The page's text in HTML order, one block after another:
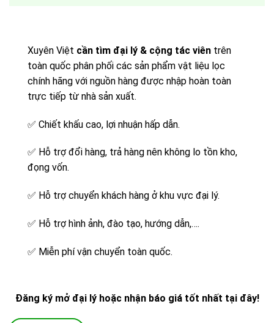
Xuyên Việt cần tìm đại lý & cộng tác viên trên
toàn quốc phân phối các sản phẩm vật liệu lọc
chính hãng với nguồn hàng được nhập hoàn toàn
trực tiếp từ nhà sản xuất.
✅ Chiết khấu cao, lợi nhuận hấp dẫn.
✅ Hỗ trợ đổi hàng, trả hàng nên không lo tồn kho,
đọng vốn.
✅ Hỗ trợ chuyển khách hàng ở khu vực đại lý.
✅ Hỗ trợ hình ảnh, đào tạo, hướng dẫn,….
✅ Miễn phí vận chuyển toàn quốc.
Đăng ký mở đại lý hoặc nhận báo giá tốt nhất tại đây!